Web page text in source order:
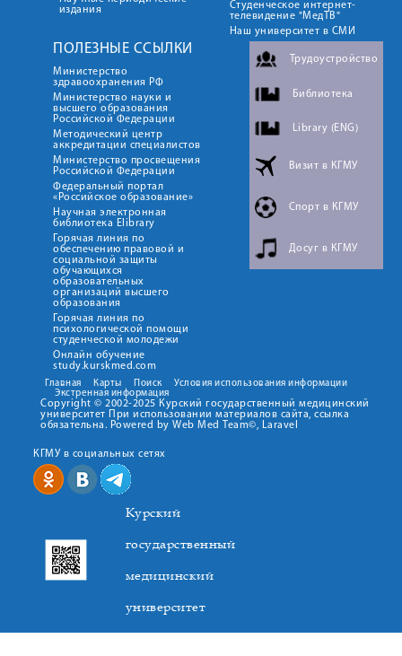
издания
Студенческое интернет-
телевидение "МедТВ"
Наш университет в СМИ
ПОЛЕЗНЫЕ ССЫЛКИ
Министерство
здравоохранения РФ
Министерство науки и
высшего образования
Российской Федерации
Методический центр
аккредитации специалистов
Министерство просвещения
Российской Федерации
Федеральный портал
«Российское образование»
Научная электронная
библиотека Elibrary
Горячая линия по
обеспечению правовой и
социальной защиты
обучающихся
образовательных
организаций высшего
образования
Горячая линия по
психологической помощи
студенческой молодежи
Онлайн обучение
study.kurskmed.com
Трудоустройство
Библиотека
Library (ENG)
Визит в КГМУ
Спорт в КГМУ
Досуг в КГМУ
Главная Карты Поиск
Условия использования информации
Экстренная информация
Copyright © 2002-2025 Курский государственный медицинский
университет При использовании материалов сайта, ссылка
обязательна. Powered by Web Med Team©, Laravel
КГМУ в социальных сетях
Курский
государственный
медицинский
университет